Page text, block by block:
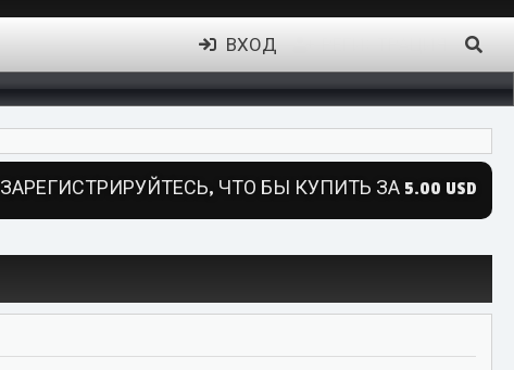
ВХОД
ЗАРЕГИСТРИРУЙТЕСЬ, ЧТО БЫ КУПИТЬ ЗА 5.00 USD